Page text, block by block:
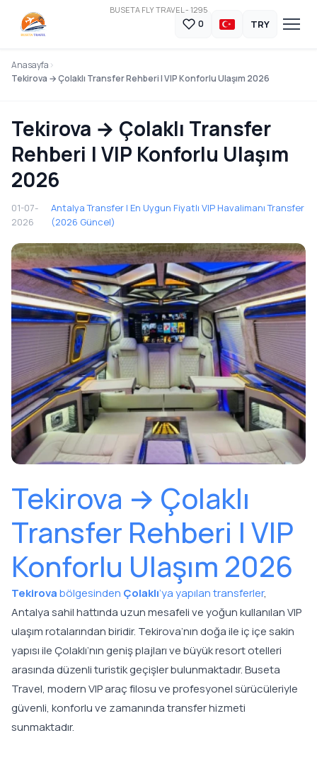
BUSETA FLY TRAVEL - 1295
0 TRY
Anasayfa
Tekirova → Çolaklı Transfer Rehberi | VIP Konforlu Ulaşım 2026
Tekirova → Çolaklı Transfer
Rehberi | VIP Konforlu Ulaşım
2026
01-07-
2026
Antalya Transfer | En Uygun Fiyatlı VIP Havalimanı Transfer
(2026 Güncel)
Tekirova → Çolaklı
Transfer Rehberi | VIP
Konforlu Ulaşım 2026
Tekirovabölgesinden Çolaklı’ya yapılan transferler,
Antalya sahil hattında uzun mesafeli ve yoğun kullanılan VIP
ulaşım rotalarından biridir. Tekirova’nın doğa ile iç içe sakin
yapısı ile Çolaklı’nın geniş plajları ve büyük resort otelleri
arasında düzenli turistik geçişler bulunmaktadır. Buseta
Travel, modern VIP araç filosu ve profesyonel sürücüleriyle
güvenli, konforlu ve zamanında transfer hizmeti
sunmaktadır.